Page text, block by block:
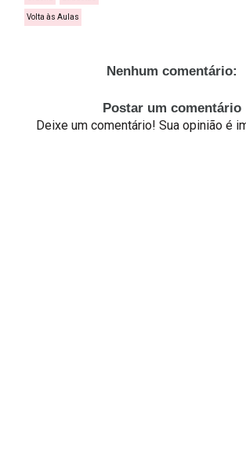
Volta às Aulas
Nenhum comentário:
Postar um comentário
Deixe um comentário! Sua opinião é